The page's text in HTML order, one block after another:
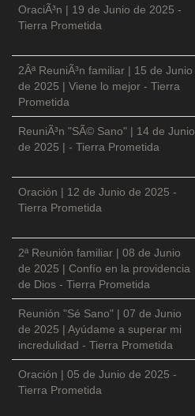
OraciÃ³n | 19 de Junio de 2025 -
Tierra Prometida
2Âª ReuniÃ³n familiar | 15 de Junio
de 2025 | Viene lo mejor - Tierra
Prometida
ReuniÃ³n "SÃ© Sano" | 14 de Junio
de 2025 | - Tierra Prometida
Oración | 12 de Junio de 2025 -
Tierra Prometida
2ª Reunión familiar | 08 de Junio
de 2025 | Confío en la providencia
de Dios - Tierra Prometida
Reunión "Sé Sano" | 07 de Junio
de 2025 | Ayúdame a superar mi
incredulidad - Tierra Prometida
Oración | 05 de Junio de 2025 -
Tierra Prometida